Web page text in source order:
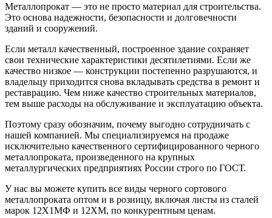
Металлопрокат — это не просто материал для строительства.
Это основа надежности, безопасности и долговечности
зданий и сооружений.
Если металл качественный, построенное здание сохраняет
свои технические характеристики десятилетиями. Если же
качество низкое — конструкции постепенно разрушаются, и
владельцу приходится снова вкладывать средства в ремонт и
реставрацию. Чем ниже качество строительных материалов,
тем выше расходы на обслуживание и эксплуатацию объекта.
Поэтому сразу обозначим, почему выгодно сотрудничать с
нашей компанией. Мы специализируемся на продаже
исключительно качественного сертифицированного черного
металлопроката, произведенного на крупных
металлургических предприятиях России строго по ГОСТ.
У нас вы можете купить все виды черного сортового
металлопроката оптом и в розницу, включая листы из сталей
марок 12Х1МФ и 12ХМ, по конкурентным ценам.